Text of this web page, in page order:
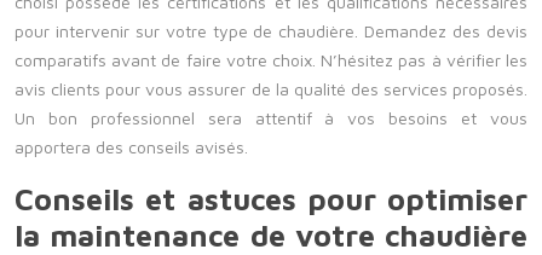
pour intervenir sur votre type de chaudière. Demandez des devis
comparatifs avant de faire votre choix. N’hésitez pas à vérifier les
avis clients pour vous assurer de la qualité des services proposés.
Un bon professionnel sera attentif à vos besoins et vous
apportera des conseils avisés.
Conseils et astuces pour optimiser
la maintenance de votre chaudière